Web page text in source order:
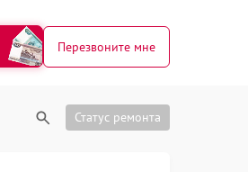
Перезвоните мне
Статус ремонта